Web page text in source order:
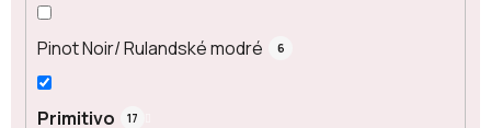
Pinot Noir/ Rulandské modré 6
Primitivo 17